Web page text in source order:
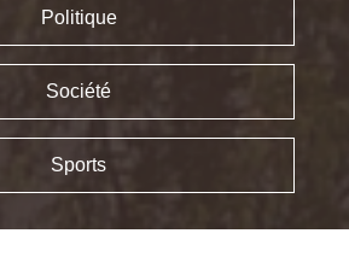
Politique
Société
Sports